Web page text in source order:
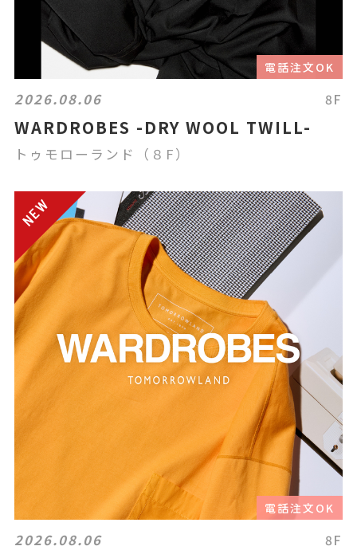
電話注文OK
2026.08.06 8F
WARDROBES -DRY WOOL TWILL-
トゥモローランド（８F）
電話注文OK
2026.08.06 8F